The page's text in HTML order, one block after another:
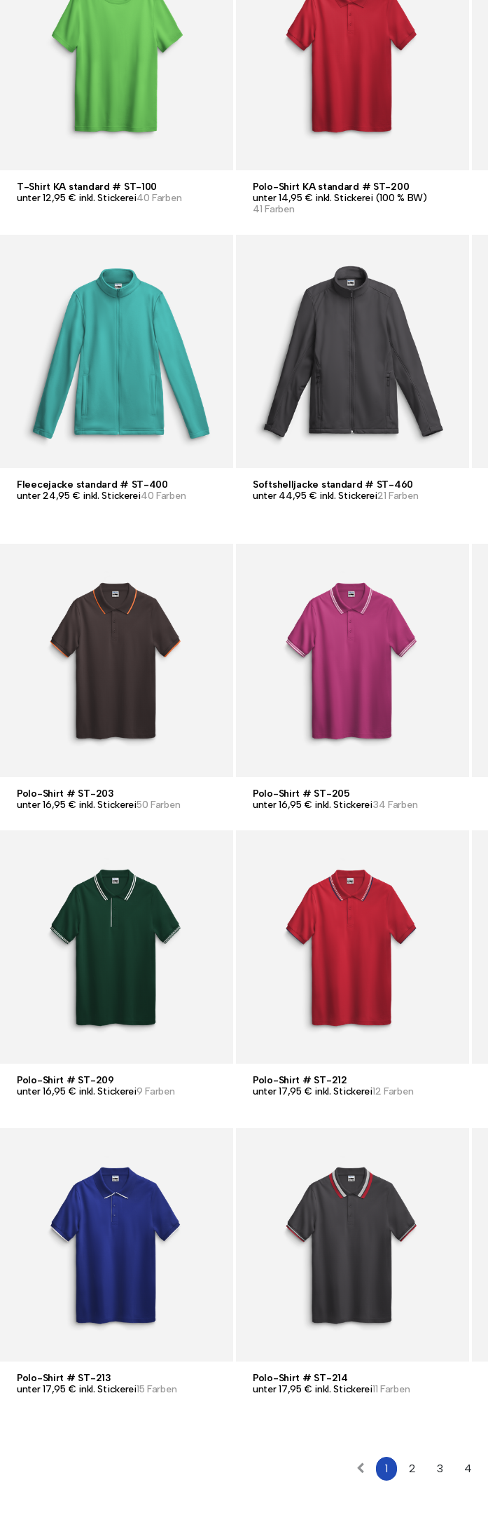
T-Shirt KA standard # ST-100
unter 12,95 € inkl. Stickerei40 Farben
Polo-Shirt KA standard # ST-200
unter 14,95 € inkl. Stickerei (100 % BW)
41 Farben
Fleecejacke standard # ST-400
unter 24,95 € inkl. Stickerei40 Farben
Softshelljacke standard # ST-460
unter 44,95 € inkl. Stickerei21 Farben
Polo-Shirt # ST-203
unter 16,95 € inkl. Stickerei50 Farben
Polo-Shirt # ST-205
unter 16,95 € inkl. Stickerei34 Farben
Polo-Shirt # ST-209
unter 16,95 € inkl. Stickerei9 Farben
Polo-Shirt # ST-212
unter 17,95 € inkl. Stickerei12 Farben
Polo-Shirt # ST-213
unter 17,95 € inkl. Stickerei15 Farben
Polo-Shirt # ST-214
unter 17,95 € inkl. Stickerei11 Farben
1 2 3 4